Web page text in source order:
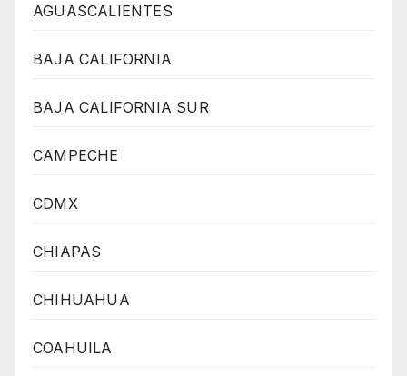
AGUASCALIENTES
BAJA CALIFORNIA
BAJA CALIFORNIA SUR
CAMPECHE
CDMX
CHIAPAS
CHIHUAHUA
COAHUILA